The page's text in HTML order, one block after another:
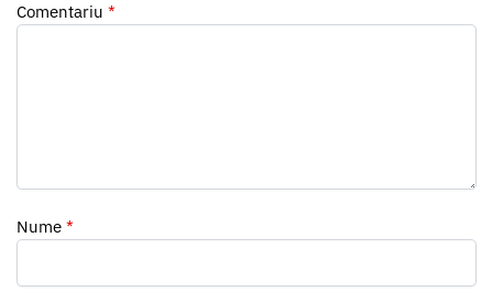
Comentariu *
Nume *